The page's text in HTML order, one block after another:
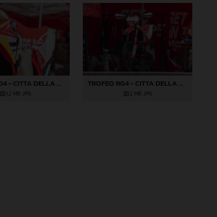
TROFEO R04 - CITTA DELLA PIEVE-6
1,2 MB .JPG
TROFEO R04 - CITTA DELLA PIEVE-69
2 MB .JPG